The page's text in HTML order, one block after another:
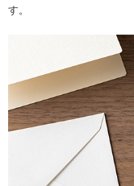
す。